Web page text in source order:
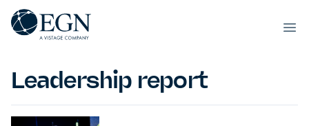
Siirry sisältöön
Executives' Global Network
Leadership report